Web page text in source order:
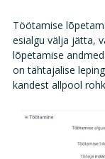
Töötamise
esialgu välja jätta,
lõpetamise
on tähtajalise
kandest allpool